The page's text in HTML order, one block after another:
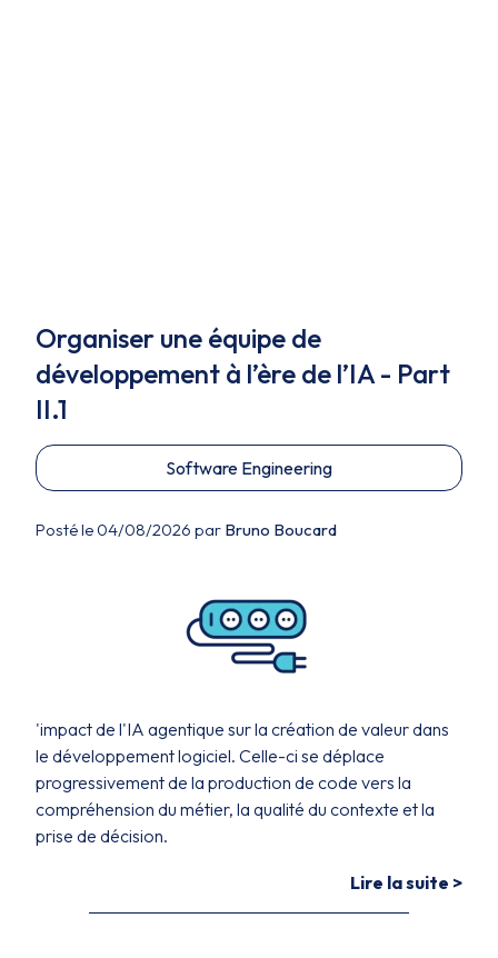
Organiser une équipe de
développement à l’ère de l’IA - Part
II.1
Software Engineering
Posté le 04/08/2026 par Bruno Boucard
'impact de l'IA agentique sur la création de valeur dans
le développement logiciel. Celle-ci se déplace
progressivement de la production de code vers la
compréhension du métier, la qualité du contexte et la
prise de décision.
Lire la suite >